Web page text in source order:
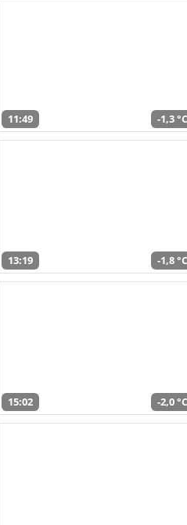
11:49 -1,3 °C
13:19 -1,8 °C
15:02 -2,0 °C